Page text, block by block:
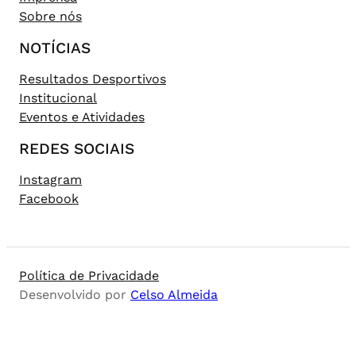
Sobre nós
NOTÍCIAS
Resultados Desportivos
Institucional
Eventos e Atividades
REDES SOCIAIS
Instagram
Facebook
Política de Privacidade
Desenvolvido por Celso Almeida